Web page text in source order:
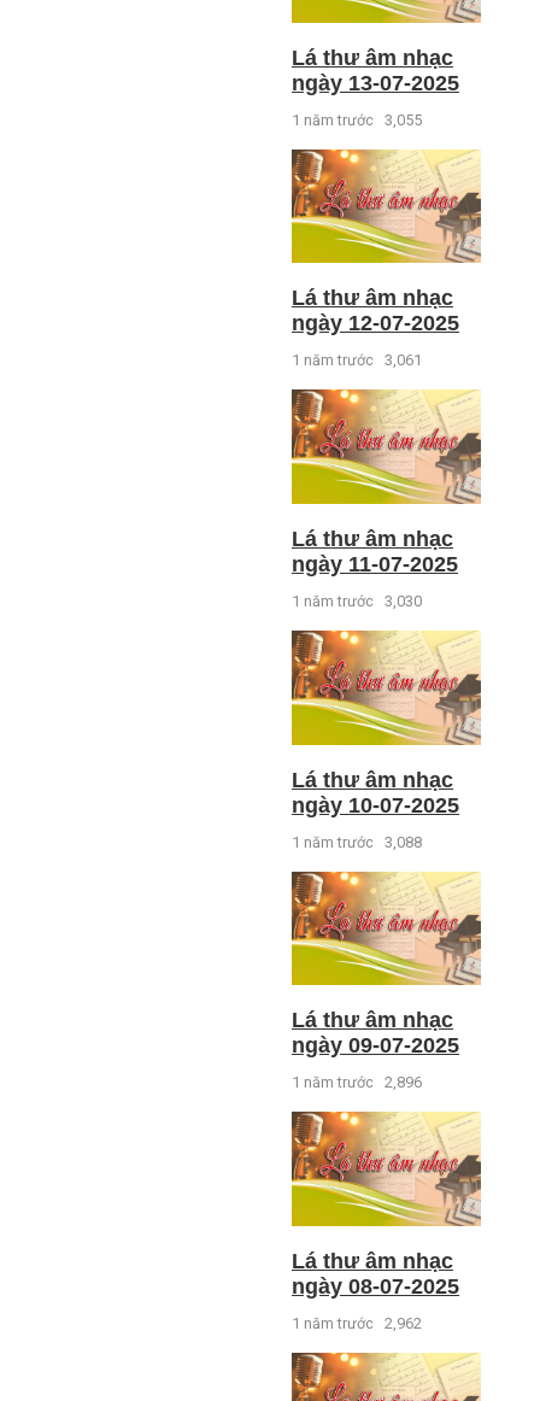
Lá thư âm nhạc
ngày 13-07-2025
1 năm trước 3,055
Lá thư âm nhạc
ngày 12-07-2025
1 năm trước 3,061
Lá thư âm nhạc
ngày 11-07-2025
1 năm trước 3,030
Lá thư âm nhạc
ngày 10-07-2025
1 năm trước 3,088
Lá thư âm nhạc
ngày 09-07-2025
1 năm trước 2,896
Lá thư âm nhạc
ngày 08-07-2025
1 năm trước 2,962